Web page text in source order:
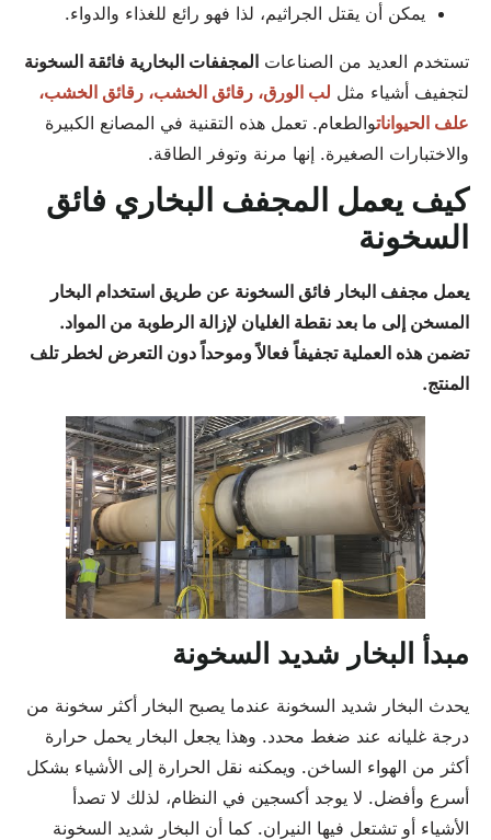
يمكن أن يقتل الجراثيم، لذا فهو رائع للغذاء والدواء.
تستخدم العديد من الصناعات المجففات البخارية فائقة السخونة
لتجفيف أشياء مثل لب الورق، رقائق الخشب، رقائق الخشب،
علف الحيواناتوالطعام. تعمل هذه التقنية في المصانع الكبيرة
والاختبارات الصغيرة. إنها مرنة وتوفر الطاقة.
كيف يعمل المجفف البخاري فائق
السخونة
يعمل مجفف البخار فائق السخونة عن طريق استخدام البخار
المسخن إلى ما بعد نقطة الغليان لإزالة الرطوبة من المواد.
تضمن هذه العملية تجفيفاً فعالاً وموحداً دون التعرض لخطر تلف
المنتج.
مبدأ البخار شديد السخونة
يحدث البخار شديد السخونة عندما يصبح البخار أكثر سخونة من
درجة غليانه عند ضغط محدد. وهذا يجعل البخار يحمل حرارة
أكثر من الهواء الساخن. ويمكنه نقل الحرارة إلى الأشياء بشكل
أسرع وأفضل. لا يوجد أكسجين في النظام، لذلك لا تصدأ
الأشياء أو تشتعل فيها النيران. كما أن البخار شديد السخونة